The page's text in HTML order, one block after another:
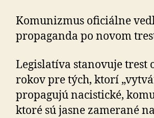
Komunizmus oficiálne
propaganda po novom
Legislatíva stanovuje trest
rokov pre tých, ktorí
propagujú nacistické,
ktoré sú jasne zamerané